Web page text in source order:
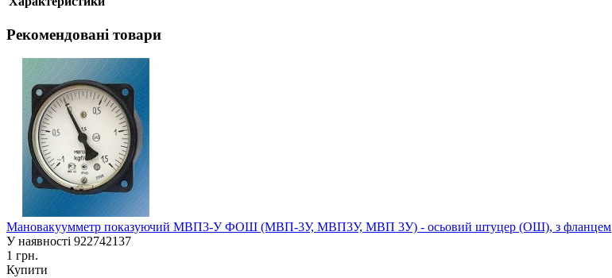
Рекомендовані товари
Мановакуумметр показуючий МВП3-У ФОШ (МВП-3У, МВП3У, МВП 3У) - осьовий штуцер (ОШ), з фланцем
У наявності 922742137
1 грн.
Купити